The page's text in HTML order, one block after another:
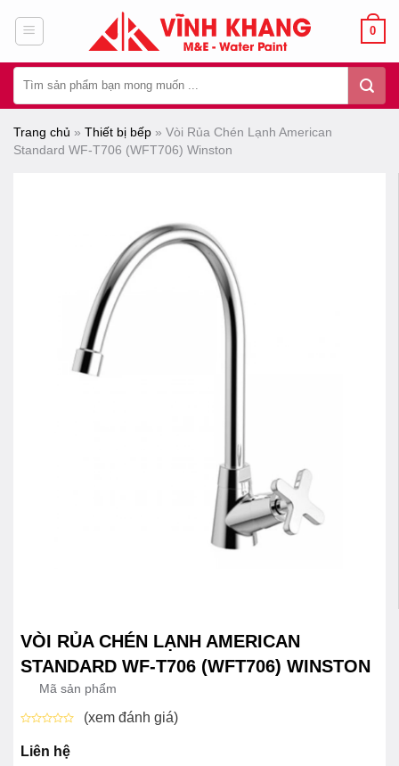
dung
0
kiếm:
Trang chủ » Thiết bị bếp » Vòi Rủa Chén Lạnh American
Standard WF-T706 (WFT706) Winston
VÒI RỦA CHÉN LẠNH AMERICAN
STANDARD WF-T706 (WFT706) WINSTON
Mã sản phẩm
xếp
hạng
(xem đánh giá)
Liên hệ